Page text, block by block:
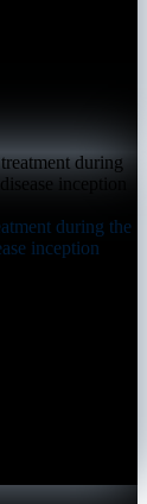
during the
inception